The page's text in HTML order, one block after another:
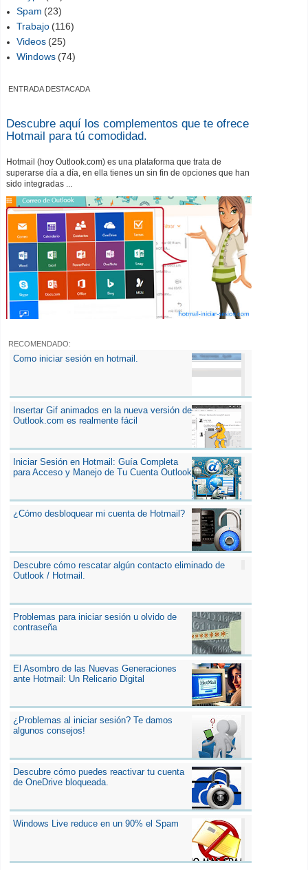
Spam (23)
Trabajo (116)
Videos (25)
Windows (74)
ENTRADA DESTACADA
Descubre aquí los complementos que te ofrece
Hotmail para tú comodidad.
Hotmail (hoy Outlook.com) es una plataforma que trata de
superarse día a día, en ella tienes un sin fin de opciones que han
sido integradas ...
RECOMENDADO:
Como iniciar sesión en hotmail.
Insertar Gif animados en la nueva versión de
Outlook.com es realmente fácil
Iniciar Sesión en Hotmail: Guía Completa
para Acceso y Manejo de Tu Cuenta Outlook
¿Cómo desbloquear mi cuenta de Hotmail?
Descubre cómo rescatar algún contacto eliminado de
Outlook / Hotmail.
Problemas para iniciar sesión u olvido de
contraseña
El Asombro de las Nuevas Generaciones
ante Hotmail: Un Relicario Digital
¿Problemas al iniciar sesión? Te damos
algunos consejos!
Descubre cómo puedes reactivar tu cuenta
de OneDrive bloqueada.
Windows Live reduce en un 90% el Spam